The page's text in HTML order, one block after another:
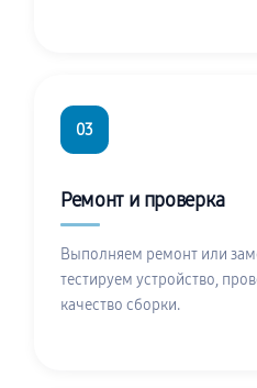
03
Ремонт и проверка
Выполняем ремонт или
тестируем устройство,
качество сборки.